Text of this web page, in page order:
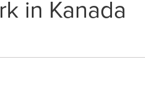
in Kanada